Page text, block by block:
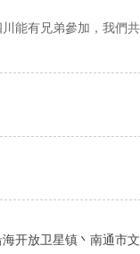
能有兄弟參加，我們
开放卫星镇丶南通市文